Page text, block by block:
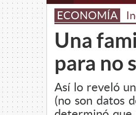
ECONOMÍA
Una
para no
Así lo reveló
(no son datos